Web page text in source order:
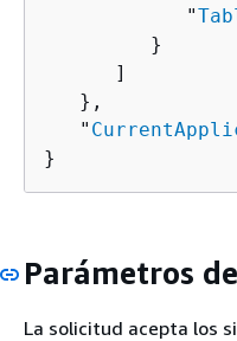
            "
         }
      ]
   },
   "
}
Parámetros
La solicitud acepta los